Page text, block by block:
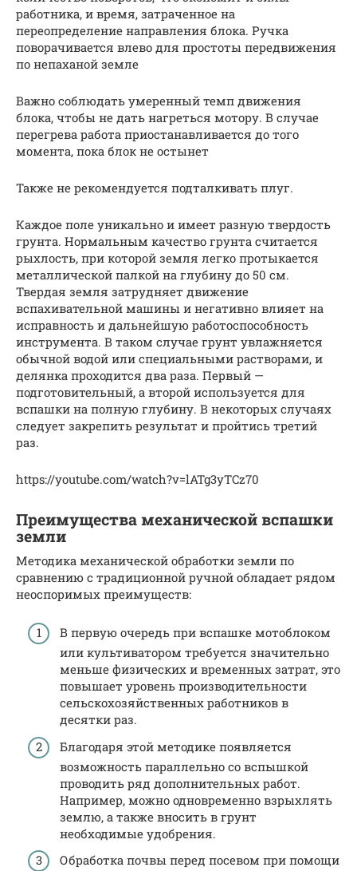
работника, и время, затраченное на
переопределение направления блока. Ручка
поворачивается влево для простоты передвижения
по непаханой земле
Важно соблюдать умеренный темп движения
блока, чтобы не дать нагреться мотору. В случае
перегрева работа приостанавливается до того
момента, пока блок не остынет
Также не рекомендуется подталкивать плуг.
Каждое поле уникально и имеет разную твердость
грунта. Нормальным качество грунта считается
рыхлость, при которой земля легко протыкается
металлической палкой на глубину до 50 см.
Твердая земля затрудняет движение
вспахивательной машины и негативно влияет на
исправность и дальнейшую работоспособность
инструмента. В таком случае грунт увлажняется
обычной водой или специальными растворами, и
делянка проходится два раза. Первый —
подготовительный, а второй используется для
вспашки на полную глубину. В некоторых случаях
следует закрепить результат и пройтись третий
раз.
https://youtube.com/watch?v=lATg3yTCz70
Преимущества механической вспашки
земли
Методика механической обработки земли по
сравнению с традиционной ручной обладает рядом
неоспоримых преимуществ:
В первую очередь при вспашке мотоблоком
или культиватором требуется значительно
меньше физических и временных затрат, это
повышает уровень производительности
сельскохозяйственных работников в
десятки раз.
Благодаря этой методике появляется
возможность параллельно со вспышкой
проводить ряд дополнительных работ.
Например, можно одновременно взрыхлять
землю, а также вносить в грунт
необходимые удобрения.
Обработка почвы перед посевом при помощи